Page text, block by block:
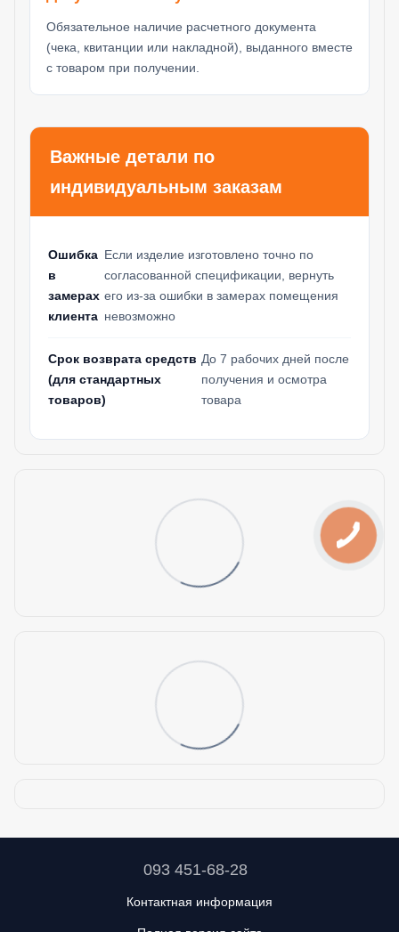
Обязательное наличие расчетного документа
(чека, квитанции или накладной), выданного вместе
с товаром при получении.
Важные детали по
индивидуальным заказам
Ошибка
в
замерах
клиента
Если изделие изготовлено точно по
согласованной спецификации, вернуть
его из-за ошибки в замерах помещения
невозможно
Срок возврата средств
(для стандартных
товаров)
До 7 рабочих дней после
получения и осмотра
товара
093 451-68-28
Контактная информация